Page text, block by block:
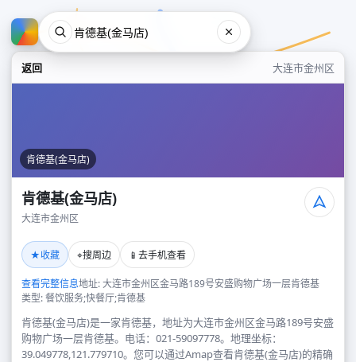
返回 大连市金州区
肯德基(金马店)
肯德基(金马店)
大连市金州区
★收藏 ⌖搜周边 📱 去手机查看
查看完整信息地址: 大连市金州区金马路189号安盛购物广场一层肯德基
类型: 餐饮服务;快餐厅;肯德基
肯德基(金马店)是一家肯德基，地址为大连市金州区金马路189号安盛
购物广场一层肯德基。电话：021-59097778。地理坐标：
39.049778,121.779710。您可以通过Amap查看肯德基(金马店)的精确